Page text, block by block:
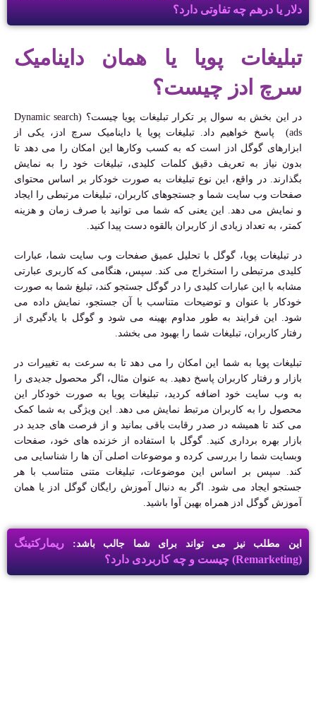
دلار یا درهم چه تفاوتی دارد؟
تبلیغات پویا یا همان داینامیک
سرچ ادز چیست؟
در این بخش به سوال پر تکرار تبلیغات پویا چیست؟ (Dynamic search
ads) پاسخ خواهیم داد. تبلیغات پویا یا داینامیک سرچ ادز، یکی از
ابزارهای گوگل ادز است که به کسب وکارها این امکان را می دهد تا
بدون نیاز به تعریف دقیق کلمات کلیدی، تبلیغات خود را به نمایش
بگذارند. در واقع، این نوع تبلیغات به صورت خودکار بر اساس محتوای
صفحات وب سایت شما و جستجوهای کاربران، تبلیغات مرتبطی را ایجاد
و نمایش می دهد. این یعنی که شما می توانید با صرف زمان و هزینه
کمتر، به تعداد زیادی از کاربران بالقوه دست پیدا کنید.
در تبلیغات پویا، گوگل با تحلیل عمیق صفحات وب سایت شما، عبارات
کلیدی مرتبطی را استخراج می کند. سپس، هنگامی که کاربری عبارتی
مشابه با این عبارات کلیدی را در گوگل جستجو کند، تبلیغ شما به صورت
خودکار با عنوان و توضیحات متناسب با آن جستجو، نمایش داده می
شود. این فرایند به طور مداوم بهینه می شود و گوگل با یادگیری از
رفتار کاربران، تبلیغات شما را بهبود می بخشد.
تبلیغات پویا به شما این امکان را می دهد تا به سرعت به تغییرات در
بازار و رفتار کاربران پاسخ دهید. به عنوان مثال، اگر محصول جدیدی را
به وب سایت خود اضافه کردید، تبلیغات پویا به صورت خودکار این
محصول را به کاربران مرتبط نمایش می دهد. این ویژگی به شما کمک
می کند تا همیشه در صدر رقابت باقی بمانید و از فرصت های جدید در
بازار بهره برداری کنید. گوگل با استفاده از خزنده های خود، صفحات
وبسایت شما را بررسی کرده و موضوعات اصلی آن ها را شناسایی می
کند. سپس بر اساس این موضوعات، تبلیغات متنی متناسب با هر
جستجو ایجاد می شود. اگر به دنبال آموزش رایگان گوگل ادز یا همان
آموزش گوگل ادز همراه بهین آوا باشید.
این مطلب نیز می تواند برای شما جالب باشد:
ریمارکتینگ
(Remarketing) چیست و چه کاربردی دارد؟